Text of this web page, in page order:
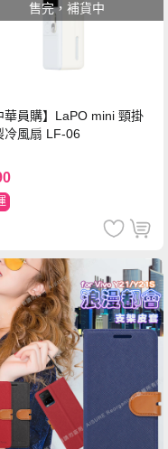
售完，補貨中
華員購】LaPO mini 頸掛
冷風扇 LF-06